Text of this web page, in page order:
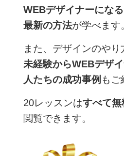
WEBデザイナーにな
最新の方法が学べます
また、デザインのやり
未経験からWEBデザ
人たちの成功事例 もご
20レッスンはすべて無
閲覧できます。